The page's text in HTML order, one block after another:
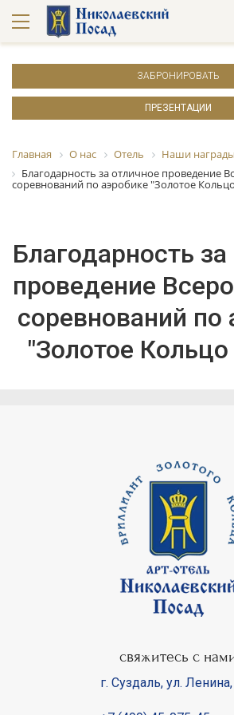
ЗАБРОНИРОВАТЬ
ПРЕЗЕНТАЦИИ
Главная О нас Отель
Наши награды
Благодарность за отличное проведение
соревнований по аэробике "Золотое
Благодарность
проведение
соревнований по
"Золотое
свяжитесь с
г. Суздаль, ул.